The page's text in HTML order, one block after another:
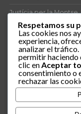
Justícia per la Montse
25J – Día Mundial
ERE encubierto en
Actes centrals 90
central i per dies.
VAGA
Respetamos su
Las cookies nos
experiencia,
analizar el tráfico.
permitir haciendo
clic en Aceptar
consentimiento o
rechazar las